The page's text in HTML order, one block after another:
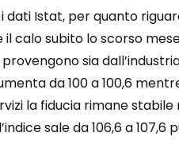
dati Istat, per quanto
calo subito lo scorso
sia
da 100 a 100,6
la fiducia rimane
sale da 106,6 a 107,6